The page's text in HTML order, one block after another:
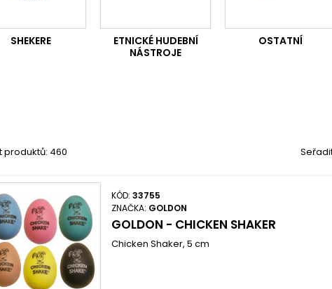
SHEKERE
ETNICKÉ HUDEBNÍ
NÁSTROJE
OSTATNÍ
produktů: 460
KÓD:33755
ZNAČKA: GOLDON
GOLDON - CHICKEN SHAKER
Chicken Shaker, 5 cm